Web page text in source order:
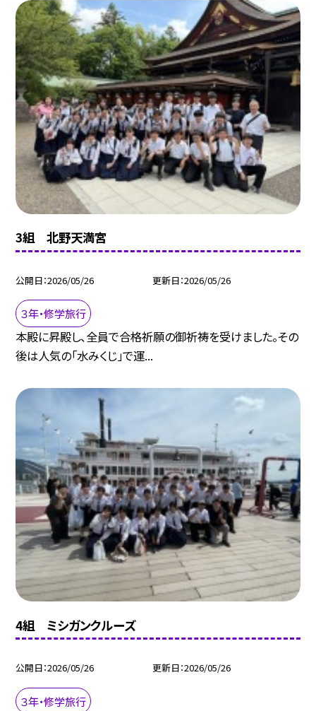
3組 北野天満宮
公開日 2026/05/26 更新日 2026/05/26
３年・修学旅行
本殿に昇殿し、全員で合格祈願の御祈祷を受けました。その
後は人気の「水みくじ」で運...
4組 ミシガンクルーズ
公開日 2026/05/26 更新日 2026/05/26
３年・修学旅行